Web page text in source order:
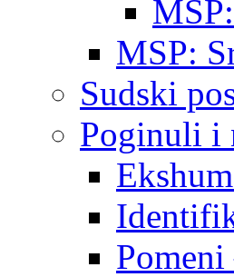
MSP:
Sudski
Poginuli i